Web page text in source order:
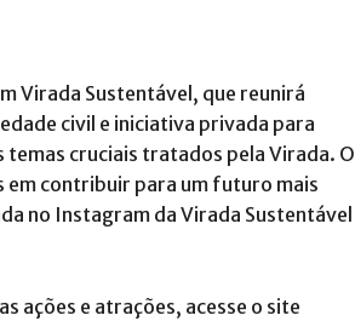
Virada Sustentável, que reunirá
civil e iniciativa privada para
cruciais tratados pela Virada. O
em contribuir para um futuro mais
no Instagram da Virada Sustentável
ações e atrações, acesse o site